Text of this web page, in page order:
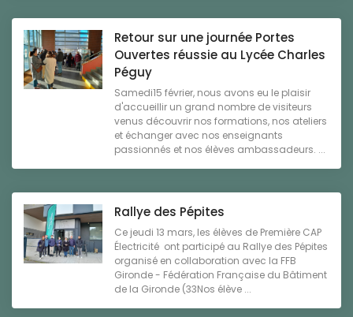
Retour sur une journée Portes
Ouvertes réussie au Lycée Charles
Péguy
Samedi15 février, nous avons eu le plaisir
d'accueillir un grand nombre de visiteurs
venus découvrir nos formations, nos ateliers
et échanger avec nos enseignants
passionnés et nos élèves ambassadeurs. ...
Rallye des Pépites
Ce jeudi 13 mars, les élèves de Première CAP
Électricité ont participé au Rallye des Pépites
organisé en collaboration avec la FFB
Gironde - Fédération Française du Bâtiment
de la Gironde (33Nos élève ...